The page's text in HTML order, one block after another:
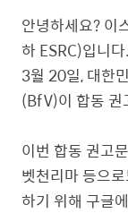
안녕하세요? 이
하 ESRC)입니다.
3월 20일, 대한
(BfV)이 합동 권
이번 합동 권고
벳천리마 등으
하기 위해 구글